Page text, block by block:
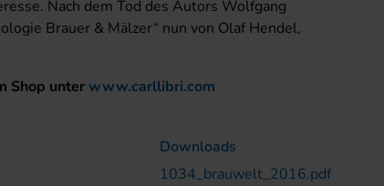
Nach dem Tod des Autors Wolfgang
Brauer & Mälzer“ nun von Olaf Hendel,
Shop unter www.carllibri.com
Downloads
1034_brauwelt_2016.pdf